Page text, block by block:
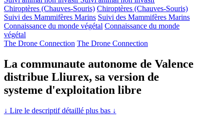
Chiroptères (Chauves-Souris) Chiroptères (Chauves-Souris)
Suivi des Mammifères Marins Suivi des Mammifères Marins
Connaissance du monde végétal Connaissance du monde
végétal
The Drone Connection The Drone Connection
La communaute autonome de Valence
distribue Lliurex, sa version de
systeme d'exploitation libre
↓ Lire le descriptif détaillé plus bas ↓